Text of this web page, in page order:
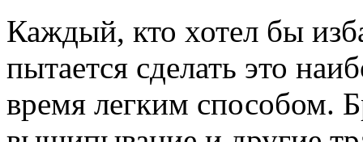
Каждый, кто хотел бы
пытается сделать это
время легким способом.